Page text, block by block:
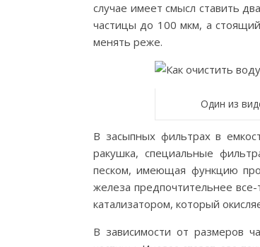
случае имеет смысл ставить
частицы до 100 мкм, а
менять реже.
Один из
В засыпных фильтрах в
ракушка, специальные
песком, имеющая функцию
железа предпочтительнее
катализатором, который
В зависимости от размеров